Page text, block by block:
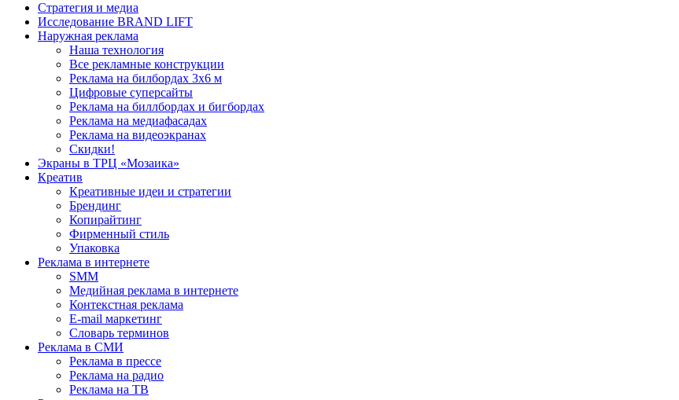
Стратегия и медиа
Исследование BRAND LIFT
Наружная реклама
Наша технология
Все рекламные конструкции
Реклама на билбордах 3х6 м
Цифровые суперсайты
Реклама на биллбордах и бигбордах
Реклама на медиафасадах
Реклама на видеоэкранах
Скидки!
Экраны в ТРЦ «Мозаика»
Креатив
Креативные идеи и стратегии
Брендинг
Копирайтинг
Фирменный стиль
Упаковка
Реклама в интернете
SMM
Медийная реклама в интернете
Контекстная реклама
E-mail маркетинг
Словарь терминов
Реклама в СМИ
Реклама в прессе
Реклама на радио
Реклама на ТВ